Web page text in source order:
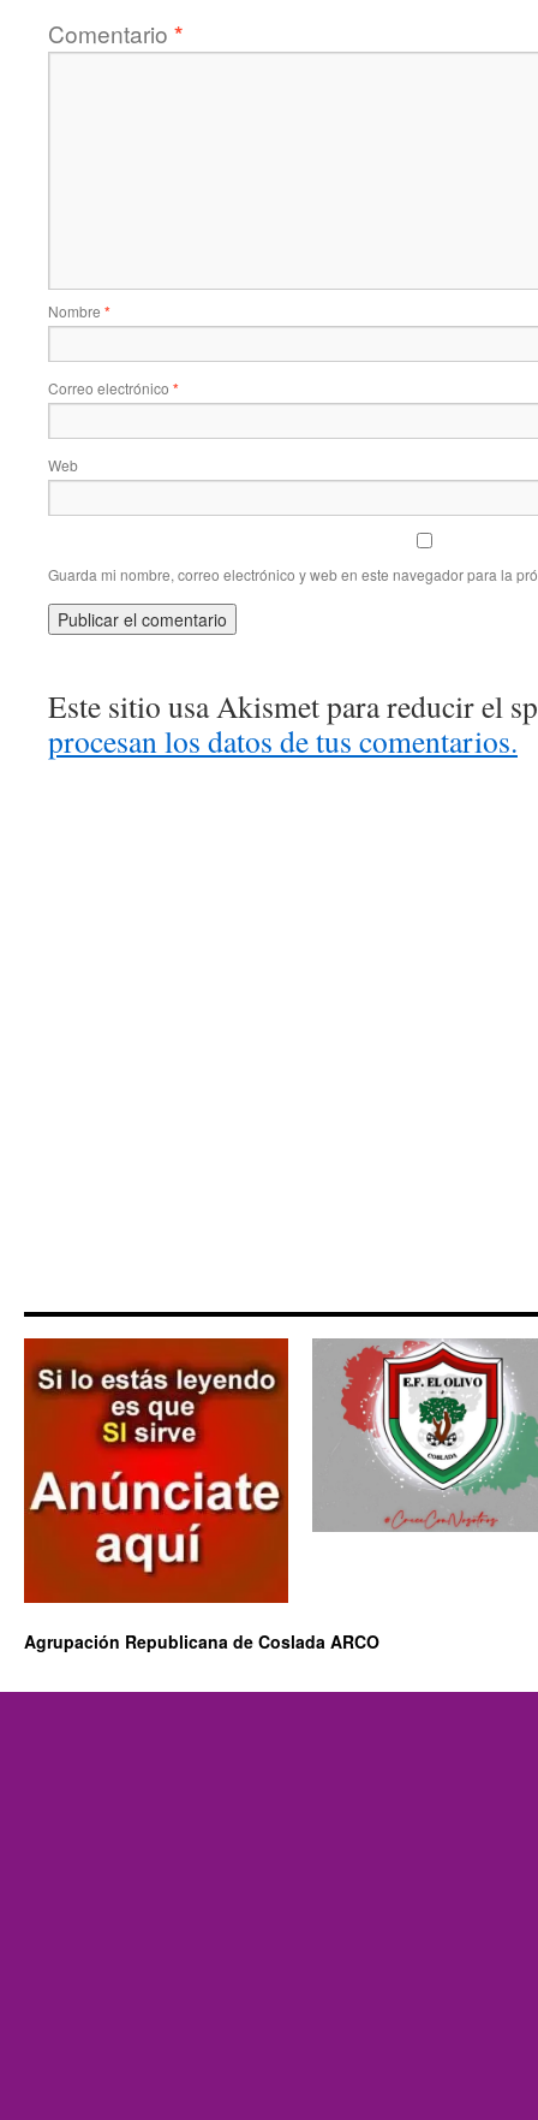
Comentario *
Nombre *
Correo electrónico *
Web
Guarda mi nombre, correo electrónico y web en este navegador para la
Este sitio usa Akismet para reducir el
procesan los datos de tus comentarios.
Agrupación Republicana de Coslada ARCO